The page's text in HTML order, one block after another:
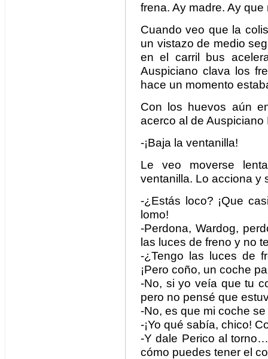
frena. Ay madre. Ay que
Cuando veo que la
un vistazo de medio
en el carril bus
Auspiciano clava los
hace un momento
Con los huevos aún
acerco al de
-¡Baja la ventanilla!
Le veo moverse
ventanilla. Lo acciona y
-¿Estás loco? ¡Que
lomo!
-Perdona, Wardog,
las luces de freno y no
-¿Tengo las luces de
¡Pero coño, un coche
-No, si yo veía que tu
pero no pensé que
-No, es que mi coche
-¡Yo qué sabía, chico!
-Y dale Perico al
cómo puedes tener el